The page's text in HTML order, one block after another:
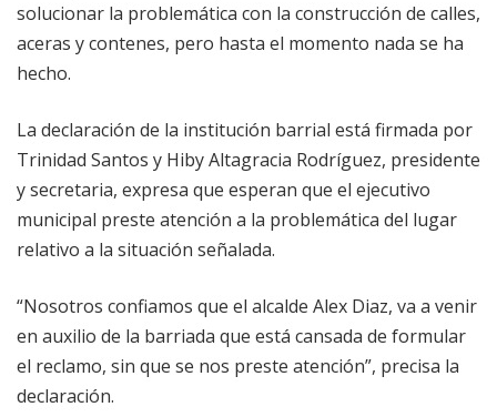
solucionar la problemática con la construcción de calles,
aceras y contenes, pero hasta el momento nada se ha
hecho.
La declaración de la institución barrial está firmada por
Trinidad Santos y Hiby Altagracia Rodríguez, presidente
y secretaria, expresa que esperan que el ejecutivo
municipal preste atención a la problemática del lugar
relativo a la situación señalada.
“Nosotros confiamos que el alcalde Alex Diaz, va a venir
en auxilio de la barriada que está cansada de formular
el reclamo, sin que se nos preste atención”, precisa la
declaración.